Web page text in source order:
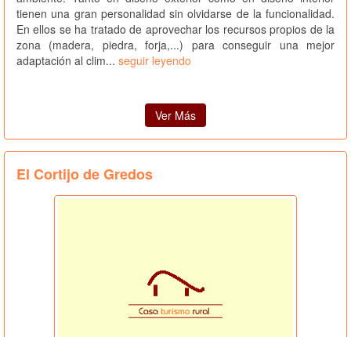
tienen una gran personalidad sin olvidarse de la funcionalidad.
En ellos se ha tratado de aprovechar los recursos propios de la
zona (madera, piedra, forja,...) para conseguir una mejor
adaptación al clim... seguir leyendo
Ver Más
El Cortijo de Gredos